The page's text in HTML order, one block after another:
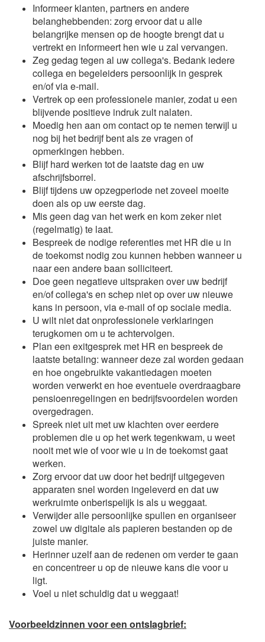
Informeer klanten, partners en andere
belanghebbenden: zorg ervoor dat u alle
belangrijke mensen op de hoogte brengt dat u
vertrekt en informeert hen wie u zal vervangen.
Zeg gedag tegen al uw collega's. Bedank iedere
collega en begeleiders persoonlijk in gesprek
en/of via e-mail.
Vertrek op een professionele manier, zodat u een
blijvende positieve indruk zult nalaten.
Moedig hen aan om contact op te nemen terwijl u
nog bij het bedrijf bent als ze vragen of
opmerkingen hebben.
Blijf hard werken tot de laatste dag en uw
afschrijfsborrel.
Blijf tijdens uw opzegperiode net zoveel moeite
doen als op uw eerste dag.
Mis geen dag van het werk en kom zeker niet
(regelmatig) te laat.
Bespreek de nodige referenties met HR die u in
de toekomst nodig zou kunnen hebben wanneer u
naar een andere baan solliciteert.
Doe geen negatieve uitspraken over uw bedrijf
en/of collega's en schep niet op over uw nieuwe
kans in persoon, via e-mail of op sociale media.
U wilt niet dat onprofessionele verklaringen
terugkomen om u te achtervolgen.
Plan een exitgesprek met HR en bespreek de
laatste betaling: wanneer deze zal worden gedaan
en hoe ongebruikte vakantiedagen moeten
worden verwerkt en hoe eventuele overdraagbare
pensioenregelingen en bedrijfsvoordelen worden
overgedragen.
Spreek niet uit met uw klachten over eerdere
problemen die u op het werk tegenkwam, u weet
nooit met wie of voor wie u in de toekomst gaat
werken.
Zorg ervoor dat uw door het bedrijf uitgegeven
apparaten snel worden ingeleverd en dat uw
werkruimte onberispelijk is als u weggaat.
Verwijder alle persoonlijke spullen en organiseer
zowel uw digitale als papieren bestanden op de
juiste manier.
Herinner uzelf aan de redenen om verder te gaan
en concentreer u op de nieuwe kans die voor u
ligt.
Voel u niet schuldig dat u weggaat!
Voorbeeldzinnen voor een ontslagbrief: